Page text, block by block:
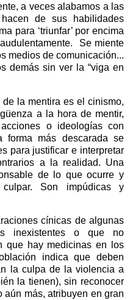
a veces alabamos a las
de sus habilidades
para ‘triunfar’ por encima
Se miente
medios de comunicación...
demás sin ver la “viga en
la mentira es el cinismo,
a la hora de mentir,
o ideologías con
forma más descarada se
para justificar e interpretar
a la realidad. Una
de lo que ocurre y
Son impúdicas y
cínicas de algunas
inexistentes o que no
que hay medicinas en los
indica que deben
la culpa de la violencia a
la tienen), sin reconocer
más, atribuyen en gran